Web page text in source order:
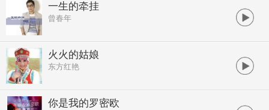
一生的牵挂
曾春年
火火的姑娘
东方红艳
你是我的罗密欧